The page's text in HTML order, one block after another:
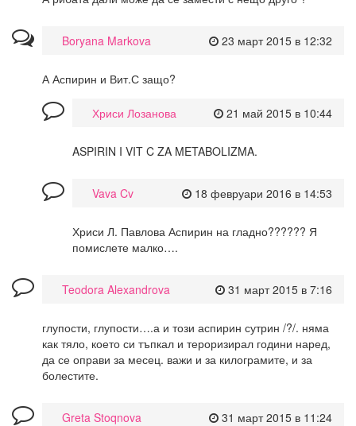
23 март 2015 в 12:32
Boryana Markova
А Аспирин и Вит.С защо?
21 май 2015 в 10:44
Хриси Лозанова
ASPIRIN I VIT C ZA METABOLIZMA.
18 февруари 2016 в 14:53
Vava Cv
Хриси Л. Павлова Аспирин на гладно?????? Я
помислете малко….
31 март 2015 в 7:16
Teodora Alexandrova
глупости, глупости….а и този аспирин сутрин /?/. няма
как тяло, което си тъпкал и тероризирал години наред,
да се оправи за месец. важи и за килограмите, и за
болестите.
31 март 2015 в 11:24
Greta Stoqnova